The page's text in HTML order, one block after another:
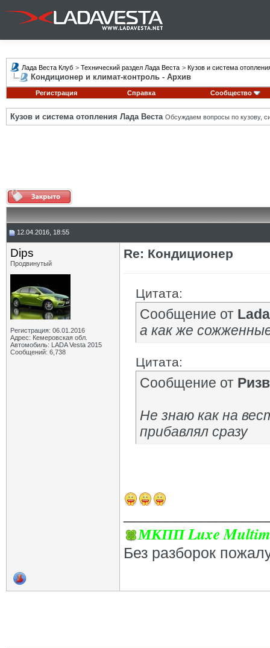
Лада Веста Клуб > Технический раздел Лада Веста > Кузов и система
Кондиционер и климат-контроль - Архив
Регистрация Справка Сообщество
Кузов и система отопления Лада Веста Обсуждаем вопросы по кузову,
12.04.2016, 18:55
Dips
Продвинутый
Регистрация: 06.01.2016
Адрес: Кемеровская обл.
Автомобиль: LADA Vesta 2015
Сообщений: 6,738
Re: Кондиционер
Цитата:
Сообщение от
а как же
Цитата:
Сообщение от
Не знаю как на
прибавлял сразу
МКПП Luxe
Без разборок